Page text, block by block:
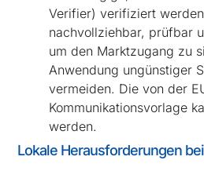
Verifier) verifiziert
nachvollziehbar, prüfbar
um den Marktzugang zu
Anwendung ungünstiger
vermeiden. Die von der
Kommunikationsvorlage
werden.
Lokale Herausforderungen